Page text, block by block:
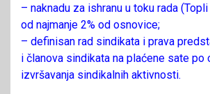
– naknadu za ishranu u toku rada
od najmanje 2% od osnovice;
– definisan rad sindikata i prava
i članova sindikata na plaćene sate po
izvršavanja sindikalnih aktivnosti.